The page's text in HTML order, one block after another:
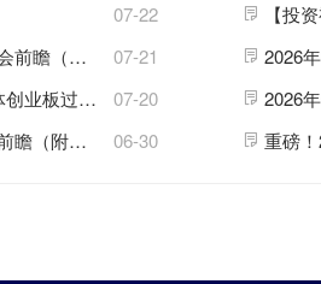
07-22
（附铜基 新材料 现状、空间
07-21 2026
冠新材分获通过 07-20 2026
装备制造 产业 现状、空间布局
06-30 重磅